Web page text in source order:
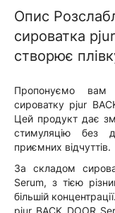
Опис
сироватка
створює
Пропонуємо вам
сироватку pjur
Цей продукт дає
стимуляцію без
приємних відчуттів.
За складом
Serum, з тією
більшій
pjur BACK DOOR